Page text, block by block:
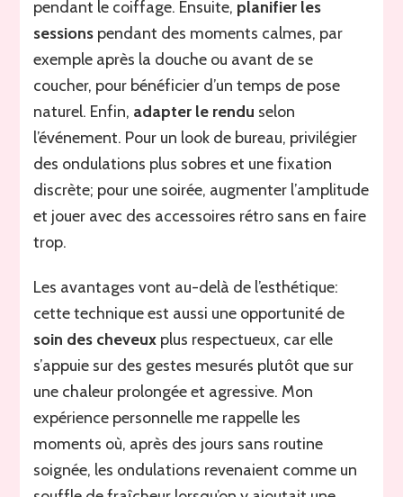
pendant le coiffage. Ensuite, planifier les
sessions pendant des moments calmes, par
exemple après la douche ou avant de se
coucher, pour bénéficier d’un temps de pose
naturel. Enfin, adapter le rendu selon
l’événement. Pour un look de bureau, privilégier
des ondulations plus sobres et une fixation
discrète; pour une soirée, augmenter l’amplitude
et jouer avec des accessoires rétro sans en faire
trop.
Les avantages vont au-delà de l’esthétique:
cette technique est aussi une opportunité de
soin des cheveux plus respectueux, car elle
s’appuie sur des gestes mesurés plutôt que sur
une chaleur prolongée et agressive. Mon
expérience personnelle me rappelle les
moments où, après des jours sans routine
soignée, les ondulations revenaient comme un